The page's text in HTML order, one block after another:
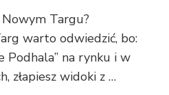
Targu?
warto odwiedzić, bo:
Podhala” na rynku i w
złapiesz widoki z …